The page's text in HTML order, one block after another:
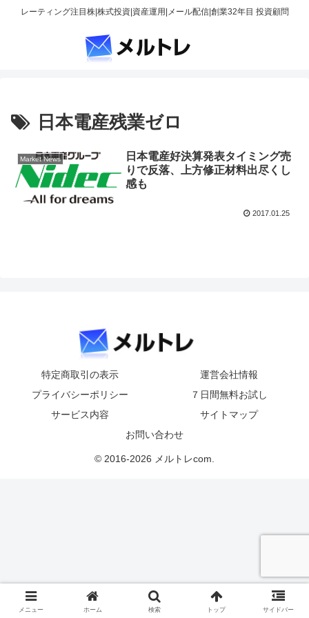
レーティング注目株|株式投資|資産運用|メール配信|創業32年目 投資顧問
日本電産残業ゼロ
Market News
日本電産好決算発表タイミング売
りで反落、上方修正材料出尽くし
感も
2017.01.25
特定商取引の表示
運営会社情報
プライバシーポリシー
７日間無料お試し
サービス内容
サイトマップ
お問い合わせ
© 2016-2026 メルトレcom.
メニュー ホーム 検索 トップ サイドバー